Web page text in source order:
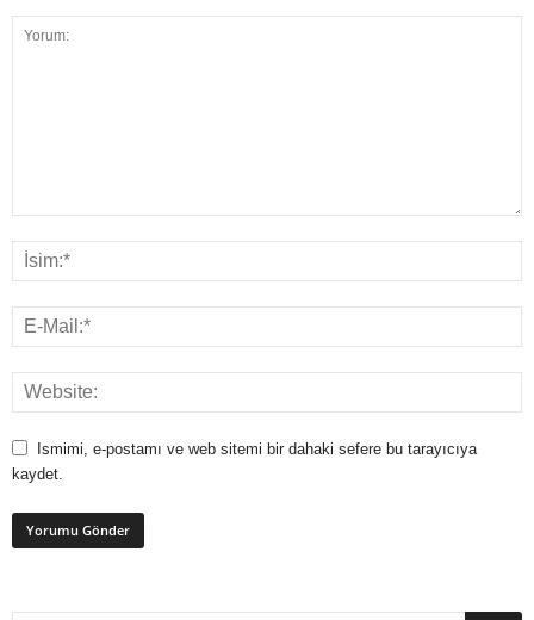
Ismimi, e-postamı ve web sitemi bir dahaki sefere bu tarayıcıya
kaydet.